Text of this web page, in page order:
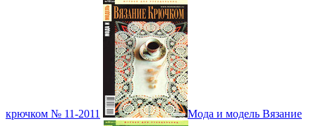
крючком № 11-2011 Мода и модель Вязание